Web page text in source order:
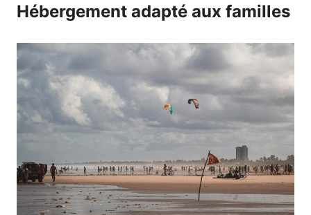
Hébergement adapté aux familles